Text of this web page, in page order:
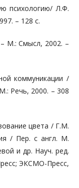
психологию/ Л.Ф.
– 128 с.
М.: Смысл, 2002. –
коммуникации /
Речь, 2000. – 308
цвета / Г.М.
/ Пер. с англ. М.
и др. Науч. ред.
ЭКСМО-Пресс,